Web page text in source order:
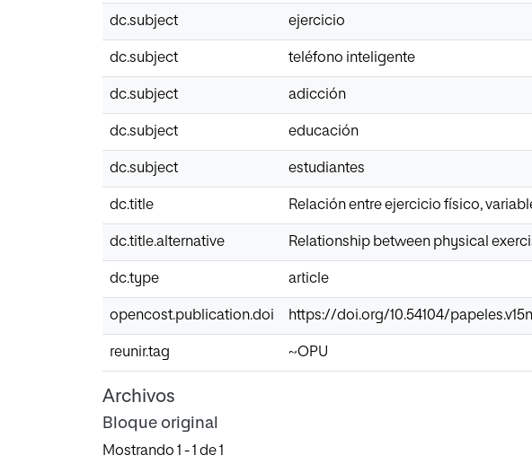
dc.subject ejercicio
dc.subject teléfono inteligente
dc.subject adicción
dc.subject educación
dc.subject estudiantes
dc.title Relación entre ejercicio físico,
dc.title.alternative Relationship between physical
dc.type article
opencost.publication.doi https://doi.org/10.54104/
reunir.tag ~OPU
Archivos
Bloque original
Mostrando 1 - 1 de 1